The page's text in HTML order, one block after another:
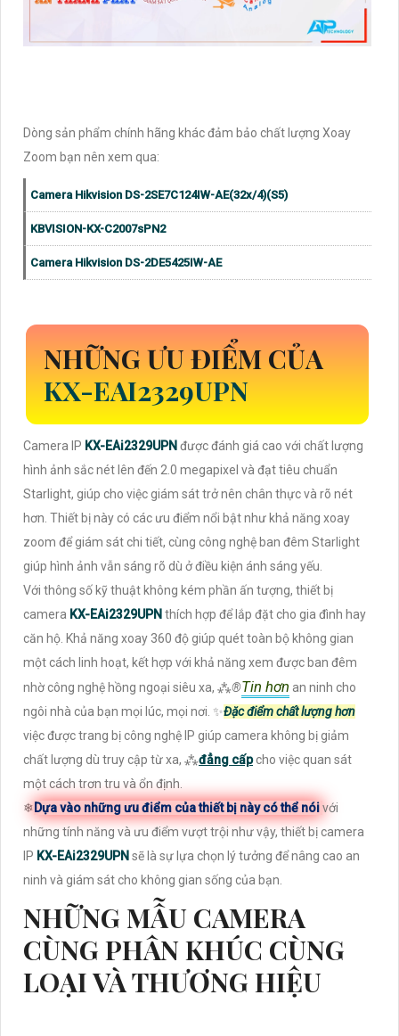
Dòng sản phẩm chính hãng khác đảm bảo chất lượng Xoay
Zoom bạn nên xem qua:
Camera Hikvision DS-2SE7C124IW-AE(32x/4)(S5)
KBVISION-KX-C2007sPN2
Camera Hikvision DS-2DE5425IW-AE
NHỮNG ƯU ĐIỂM CỦA
KX-EAI2329UPN
Camera IP KX-EAi2329UPN được đánh giá cao với chất lượng
hình ảnh sắc nét lên đến 2.0 megapixel và đạt tiêu chuẩn
Starlight, giúp cho việc giám sát trở nên chân thực và rõ nét
hơn. Thiết bị này có các ưu điểm nổi bật như khả năng xoay
zoom để giám sát chi tiết, cùng công nghệ ban đêm Starlight
giúp hình ảnh vẫn sáng rõ dù ở điều kiện ánh sáng yếu.
Với thông số kỹ thuật không kém phần ấn tượng, thiết bị
camera KX-EAi2329UPN thích hợp để lắp đặt cho gia đình hay
căn hộ. Khả năng xoay 360 độ giúp quét toàn bộ không gian
một cách linh hoạt, kết hợp với khả năng xem được ban đêm
nhờ công nghệ hồng ngoại siêu xa, ⁂®️Tin hơn an ninh cho
ngôi nhà của bạn mọi lúc, mọi nơi. ✨Đặc điểm chất lượng hơn
việc được trang bị công nghệ IP giúp camera không bị giảm
chất lượng dù truy cập từ xa, ⁂đẳng cấpcho việc quan sát
một cách trơn tru và ổn định.
❄ Dựa vào những ưu điểm của thiết bị này có thể nóivới
những tính năng và ưu điểm vượt trội như vậy, thiết bị camera
IP KX-EAi2329UPN sẽ là sự lựa chọn lý tưởng để nâng cao an
ninh và giám sát cho không gian sống của bạn.
NHỮNG MẪU CAMERA
CÙNG PHÂN KHÚC CÙNG
LOẠI VÀ THƯƠNG HIỆU